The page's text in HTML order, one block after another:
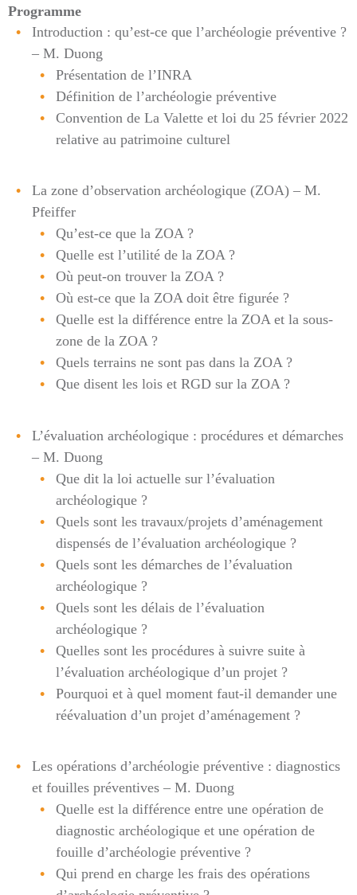
Programme
Introduction : qu’est-ce que l’archéologie préventive ?
– M. Duong
Présentation de l’INRA
Définition de l’archéologie préventive
Convention de La Valette et loi du 25 février 2022
relative au patrimoine culturel
La zone d’observation archéologique (ZOA) – M.
Pfeiffer
Qu’est-ce que la ZOA ?
Quelle est l’utilité de la ZOA ?
Où peut-on trouver la ZOA ?
Où est-ce que la ZOA doit être figurée ?
Quelle est la différence entre la ZOA et la sous-
zone de la ZOA ?
Quels terrains ne sont pas dans la ZOA ?
Que disent les lois et RGD sur la ZOA ?
L’évaluation archéologique : procédures et démarches
– M. Duong
Que dit la loi actuelle sur l’évaluation
archéologique ?
Quels sont les travaux/projets d’aménagement
dispensés de l’évaluation archéologique ?
Quels sont les démarches de l’évaluation
archéologique ?
Quels sont les délais de l’évaluation
archéologique ?
Quelles sont les procédures à suivre suite à
l’évaluation archéologique d’un projet ?
Pourquoi et à quel moment faut-il demander une
réévaluation d’un projet d’aménagement ?
Les opérations d’archéologie préventive : diagnostics
et fouilles préventives – M. Duong
Quelle est la différence entre une opération de
diagnostic archéologique et une opération de
fouille d’archéologie préventive ?
Qui prend en charge les frais des opérations